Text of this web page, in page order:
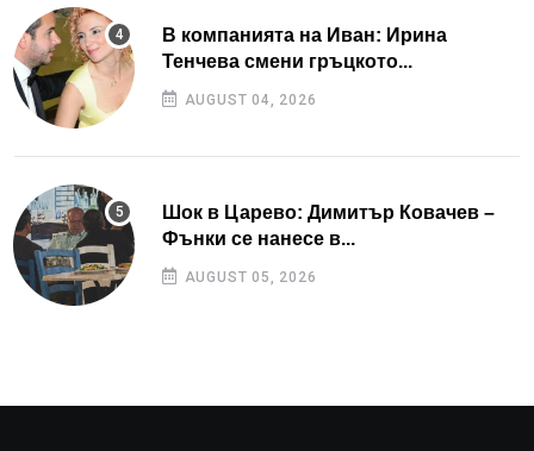
В компанията на Иван: Ирина
Тенчева смени гръцкото...
AUGUST 04, 2026
Шок в Царево: Димитър Ковачев –
Фънки се нанесе в...
AUGUST 05, 2026